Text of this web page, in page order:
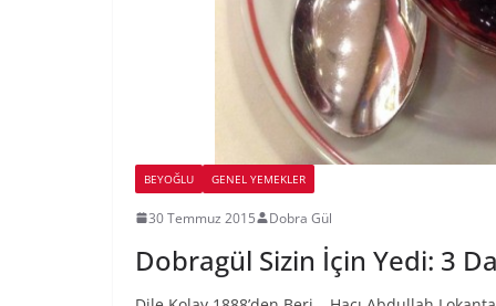
BEYOĞLU GENEL YEMEKLER
30 Temmuz 2015 Dobra Gül
Dobragül Sizin İçin Yedi: 3